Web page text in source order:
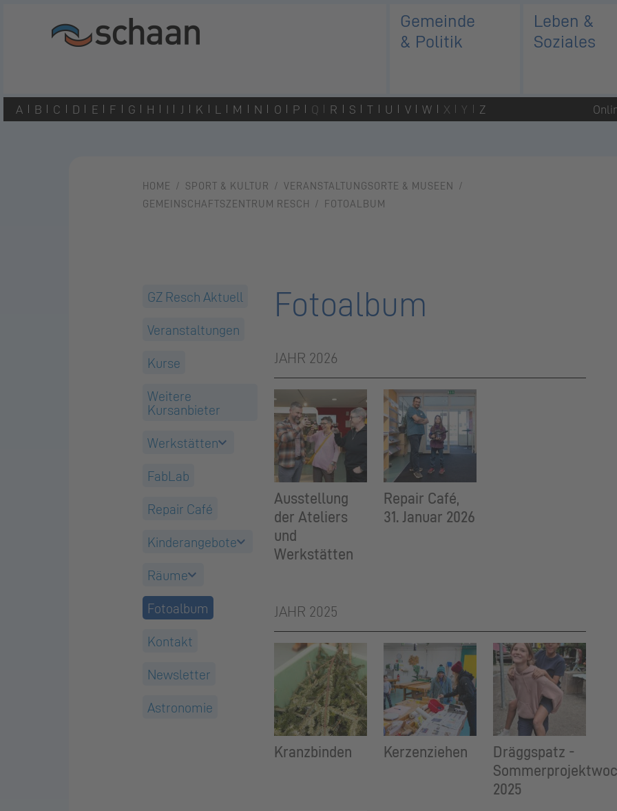
Gemeinde
& Politik
Leben &
Soziales
A B C D E F G H I J K L M N O P Q R S T U V W X Y Z
HOME SPORT & KULTUR
VERANSTALTUNGSORTE & MUSEEN
GEMEINSCHAFTSZENTRUM RESCH
FOTOALBUM
GZ Resch Aktuell
Veranstaltungen
Kurse
Weitere
Kursanbieter
Werkstätten
FabLab
Repair Café
Kinderangebote
Räume
Fotoalbum
Kontakt
Newsletter
Astronomie
Fotoalbum
JAHR 2026
Ausstellung
der Ateliers
und
Werkstätten
Repair Café,
31. Januar 2026
JAHR 2025
Kranzbinden Kerzenziehen
Dräggspatz -
2025